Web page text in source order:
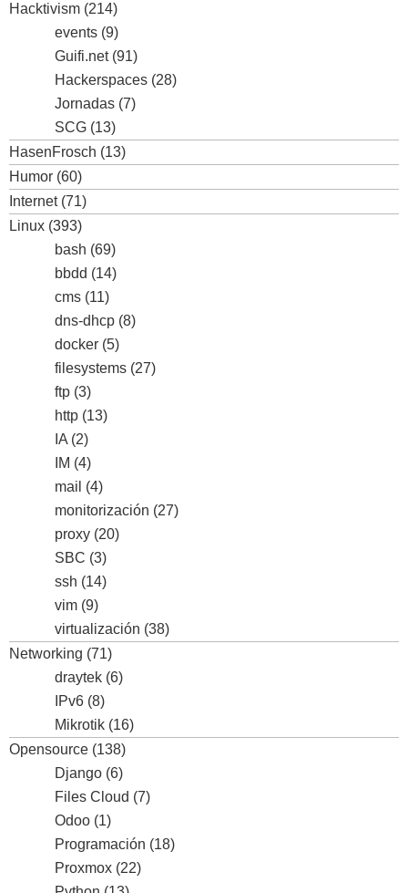
Hacktivism (214)
events (9)
Guifi.net(91)
Hackerspaces (28)
Jornadas (7)
SCG (13)
HasenFrosch (13)
Humor (60)
Internet(71)
Linux (393)
bash (69)
bbdd (14)
cms (11)
dns-dhcp (8)
docker (5)
filesystems (27)
ftp (3)
http (13)
IA (2)
IM (4)
mail (4)
monitorización (27)
proxy (20)
SBC (3)
ssh (14)
vim (9)
virtualización (38)
Networking (71)
draytek (6)
IPv6 (8)
Mikrotik (16)
Opensource (138)
Django (6)
Files Cloud (7)
Odoo (1)
Programación (18)
Proxmox (22)